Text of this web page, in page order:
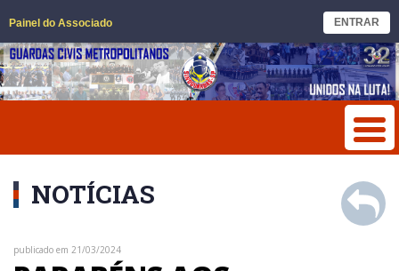
Painel do Associado ENTRAR
NOTÍCIAS
publicado em 21/03/2024